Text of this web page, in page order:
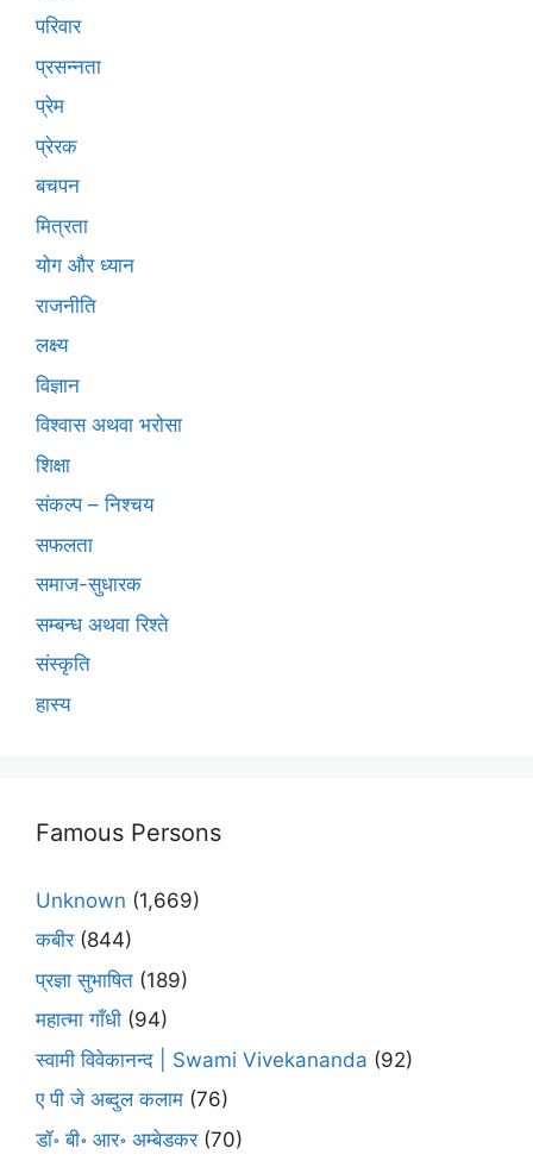
परिवार
प्रसन्नता
प्रेम
प्रेरक
बचपन
मित्रता
योग और ध्यान
राजनीति
लक्ष्य
विज्ञान
विश्वास अथवा भरोसा
शिक्षा
संकल्प – निश्चय
सफलता
समाज-सुधारक
सम्बन्ध अथवा रिश्ते
संस्कृति
हास्य
Famous Persons
Unknown (1,669)
कबीर(844)
प्रज्ञा सुभाषित (189)
महात्मा गाँधी (94)
स्वामी विवेकानन्द | Swami Vivekananda (92)
ए पी जे अब्दुल कलाम (76)
डॉ॰ बी॰ आर॰ अम्बेडकर(70)